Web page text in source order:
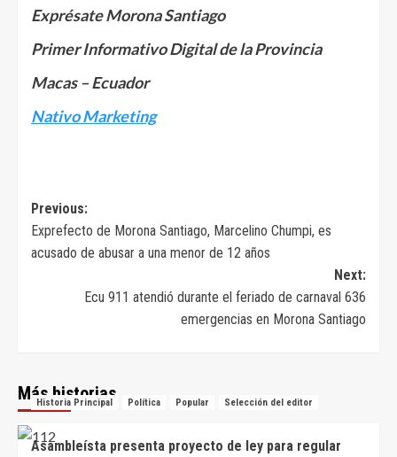
Exprésate Morona Santiago
Primer Informativo Digital de la Provincia
Macas – Ecuador
Nativo Marketing
Navegación
de
Previous:
Exprefecto de Morona Santiago, Marcelino Chumpi, es
acusado de abusar a una menor de 12 años
Next:
Ecu 911 atendió durante el feriado de carnaval 636
emergencias en Morona Santiago
Más historias
Historia Principal Política Popular Selección del editor
Asambleísta presenta proyecto de ley para regular